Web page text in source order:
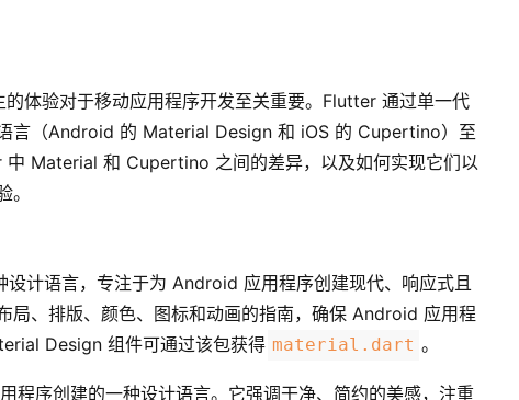
体验对于移动应用程序开发至关重要。Flutter 通过单一代
言（Android 的 Material Design 和 iOS 的 Cupertino）至
Material 和 Cupertino 之间的差异，以及如何实现它们以
计语言，专注于为 Android 应用程序创建现代、响应式且
局、排版、颜色、图标和动画的指南，确保 Android 应用程
Design 组件可通过该包获得 material.dart 。
程序创建的一种设计语言。它强调干净、简约的美感，注重